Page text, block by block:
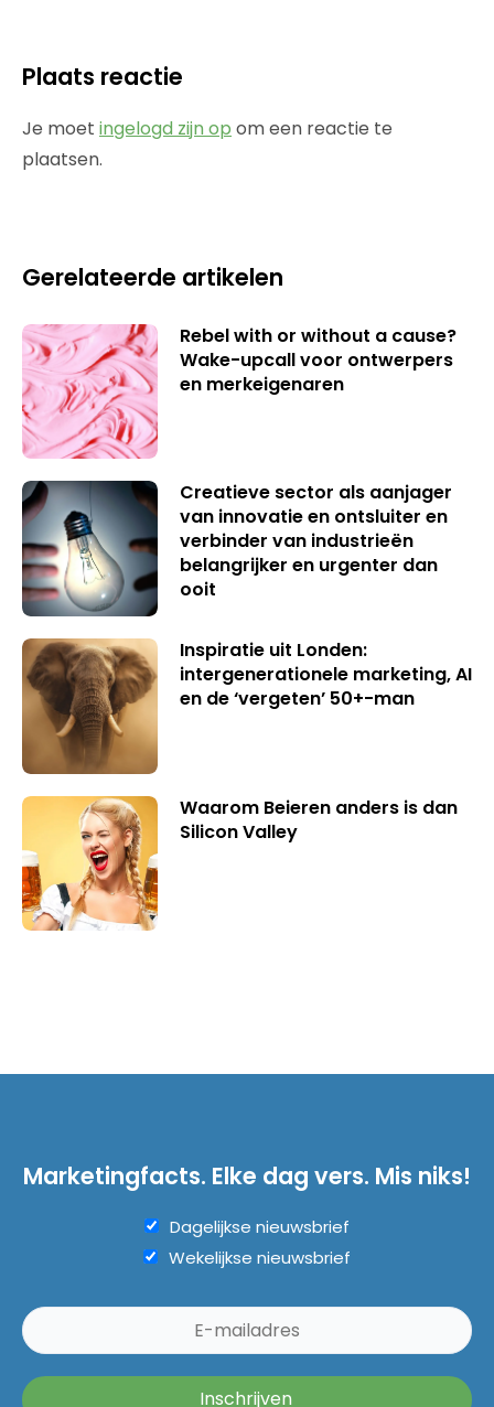
Plaats reactie
Je moet ingelogd zijn op om een reactie te
plaatsen.
Gerelateerde artikelen
Rebel with or without a cause?
Wake-upcall voor ontwerpers
en merkeigenaren
Creatieve sector als aanjager
van innovatie en ontsluiter en
verbinder van industrieën
belangrijker en urgenter dan
ooit
Inspiratie uit Londen:
intergenerationele marketing, AI
en de ‘vergeten’ 50+-man
Waarom Beieren anders is dan
Silicon Valley
Marketingfacts. Elke dag vers. Mis niks!
Dagelijkse nieuwsbrief
Wekelijkse nieuwsbrief